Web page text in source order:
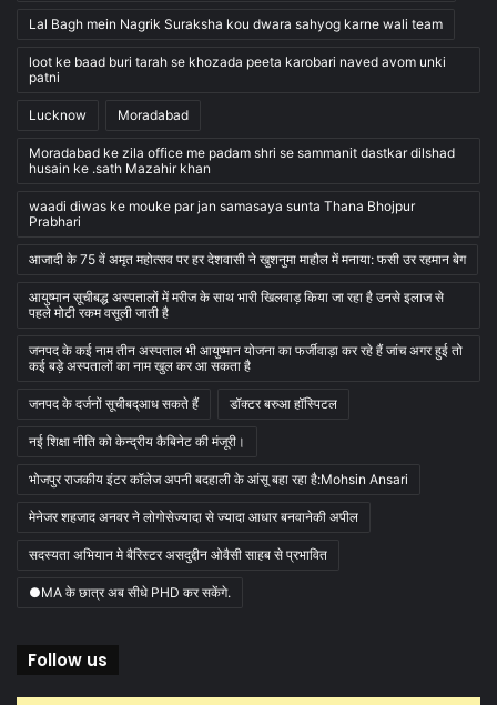
Lal Bagh mein Nagrik Suraksha kou dwara sahyog karne wali team
loot ke baad buri tarah se khozada peeta karobari naved avom unki
patni
Lucknow Moradabad
Moradabad ke zila office me padam shri se sammanit dastkar dilshad
husain ke .sath Mazahir khan
waadi diwas ke mouke par jan samasaya sunta Thana Bhojpur
Prabhari
आजादी के 75 वें अमृत महोत्सव पर हर देशवासी ने खुशनुमा माहौल में मनाया: फसी उर रहमान बेग
आयुष्मान सूचीबद्ध अस्पतालों में मरीज के साथ भारी खिलवाड़ किया जा रहा है उनसे इलाज से
पहले मोटी रकम वसूली जाती है
जनपद के कई नाम तीन अस्पताल भी आयुष्मान योजना का फर्जीवाड़ा कर रहे हैं जांच अगर हुई तो
कई बड़े अस्पतालों का नाम खुल कर आ सकता है
जनपद के दर्जनों सूचीबद्आध सकते हैं डॉक्टर बरुआ हॉस्पिटल
नई शिक्षा नीति को केन्द्रीय कैबिनेट की मंजूरी।
भोजपुर राजकीय इंटर कॉलेज अपनी बदहाली के आंसू बहा रहा है:Mohsin Ansari
मेनेजर शहजाद अनवर ने लोगोसेज्यादा से ज्यादा आधार बनवानेकी अपील
सदस्यता अभियान मे बैरिस्टर असदुद्दीन ओवैसी साहब से प्रभावित
●MA के छात्र अब सीधे PHD कर सकेंगे.
Follow us